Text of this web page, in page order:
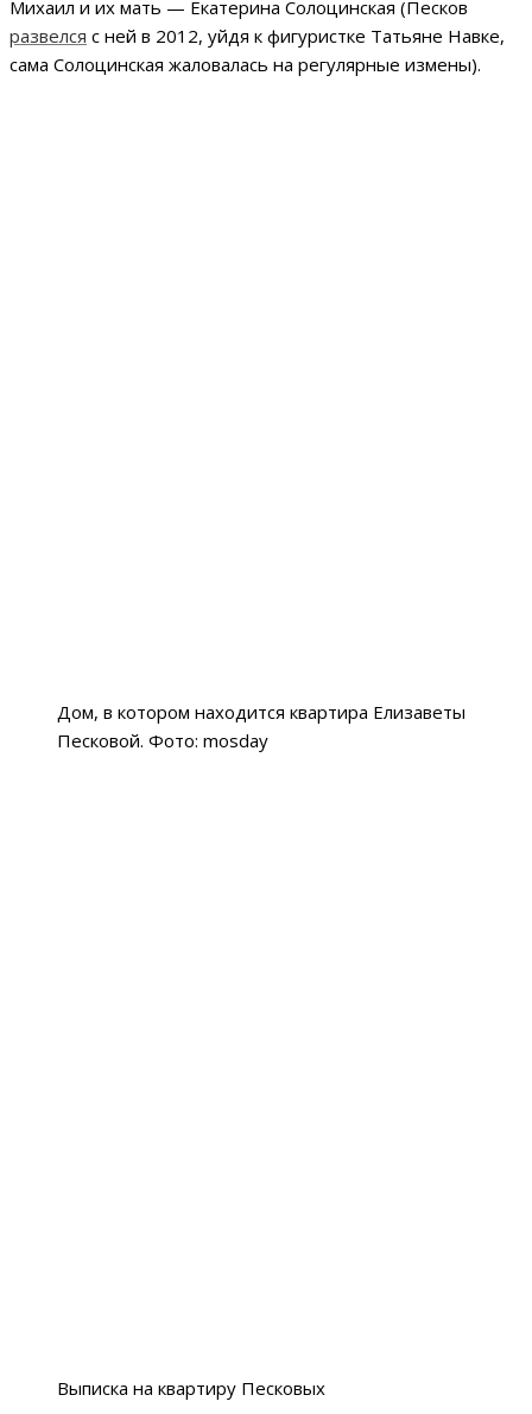
Михаил и их мать — Екатерина Солоцинская (Песков
развелся с ней в 2012, уйдя к фигуристке Татьяне Навке,
сама Солоцинская жаловалась на регулярные измены).
Дом, в котором находится квартира Елизаветы
Песковой. Фото: mosday
Выписка на квартиру Песковых